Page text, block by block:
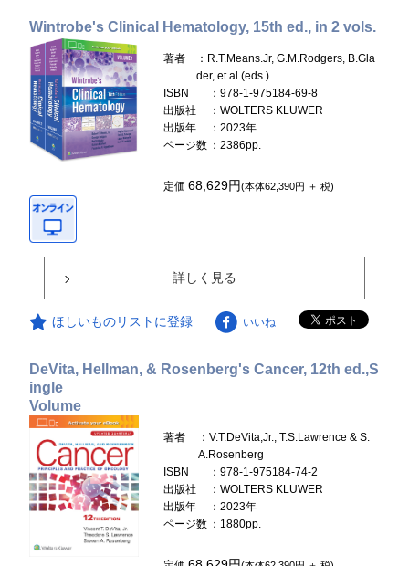
Wintrobe's Clinical Hematology, 15th ed., in 2 vols.
著者
：R.T.Means.Jr, G.M.Rodgers, B.Gla
der, et al.(eds.)
ISBN
：978-1-975184-69-8
出版社
：WOLTERS KLUWER
出版年
：2023年
ページ数 ：2386pp.
定価68,629円(本体62,390円 ＋ 税)
詳しく見る
ほしいものリストに登録 いいね
DeVita, Hellman, & Rosenberg's Cancer, 12th ed.,S
ingle
Volume
著者
：V.T.DeVita,Jr., T.S.Lawrence & S.
A.Rosenberg
ISBN
：978-1-975184-74-2
出版社
：WOLTERS KLUWER
出版年
：2023年
ページ数 ：1880pp.